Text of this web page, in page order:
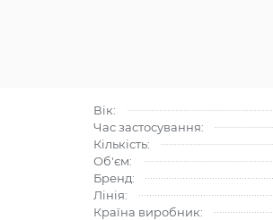
Вік:
Час застосування:
Кількість:
Об'єм:
Бренд:
Лінія:
Країна виробник: